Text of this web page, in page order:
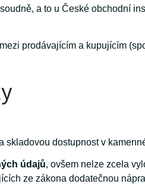
a to u České obchodní
mezi prodávajícím a kupujícím
skladovou dostupnost v
údajů, ovšem nelze zcela
ze zákona dodatečnou